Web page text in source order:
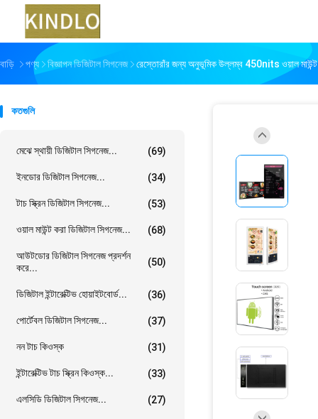
বাড়ি পণ্য বিজ্ঞাপন ডিজিটাল সিগনেজ রেস্তোরাঁর জন্য অনুভূমিক উল্লম্ব 450nits ওয়াল মাউন্ট
কতগুলি
মেঝে স্থায়ী ডিজিটাল সিগনেজ... (69)
ইনডোর ডিজিটাল সিগনেজ... (34)
টাচ স্ক্রিন ডিজিটাল সিগনেজ... (53)
ওয়াল মাউন্ট করা ডিজিটাল সিগনেজ... (68)
আউটডোর ডিজিটাল সিগনেজ প্রদর্শন
করে...
(50)
ডিজিটাল ইন্টারেক্টিভ হোয়াইটবোর্ড... (36)
পোর্টেবল ডিজিটাল সিগনেজ... (37)
নন টাচ কিওস্ক (31)
ইন্টারেক্টিভ টাচ স্ক্রিন কিওস্ক... (33)
এলসিডি ডিজিটাল সিগনেজ... (27)